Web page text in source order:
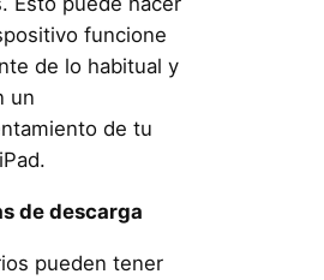
funcione
de lo habitual y
un
de tu
de descarga
pueden tener